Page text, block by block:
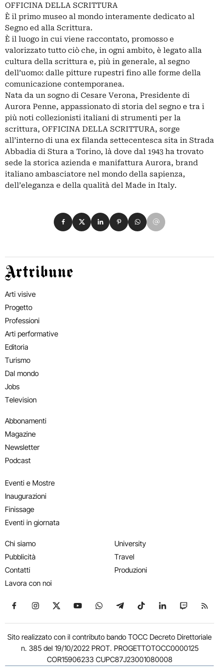
OFFICINA DELLA SCRITTURA
È il primo museo al mondo interamente dedicato al
Segno ed alla Scrittura.
È il luogo in cui viene raccontato, promosso e
valorizzato tutto ciò che, in ogni ambito, è legato alla
cultura della scrittura e, più in generale, al segno
dell’uomo: dalle pitture rupestri fino alle forme della
comunicazione contemporanea.
Nata da un sogno di Cesare Verona, Presidente di
Aurora Penne, appassionato di storia del segno e tra i
più noti collezionisti italiani di strumenti per la
scrittura, OFFICINA DELLA SCRITTURA, sorge
all’interno di una ex filanda settecentesca sita in Strada
Abbadia di Stura a Torino, là dove dal 1943 ha trovato
sede la storica azienda e manifattura Aurora, brand
italiano ambasciatore nel mondo della sapienza,
dell’eleganza e della qualità del Made in Italy.
Condividi su Facebook
Condividi su X
Condividi su LinkedIn
Condividi su Pinterest
Condividi su WhatsApp
Condividi su Email
Artribune
Arti visive
Progetto
Professioni
Arti performative
Editoria
Turismo
Dal mondo
Jobs
Television
Abbonamenti
Magazine
Newsletter
Podcast
Eventi e Mostre
Inaugurazioni
Finissage
Eventi in giornata
Chi siamo
Pubblicità
Contatti
Lavora con noi
University
Travel
Produzioni
Seguici su Facebook
Seguici su Instagram
Seguici su X
Seguici su YouTube
Seguici su WhatsApp
Seguici su Telegram
Seguici su TikTok
Seguici su
Seguici
Sito realizzato con il contributo bando TOCC Decreto Direttoriale
n. 385 del 19/10/2022 PROT. PROGETTOTOCC0000125
COR15906233 CUPC87J23001080008